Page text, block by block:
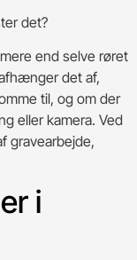
det?
end selve røret
det af,
til, og om der
eller kamera. Ved
gravearbejde,
i